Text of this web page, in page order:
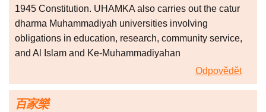
1945 Constitution. UHAMKA also carries out the catur
dharma Muhammadiyah universities involving
obligations in education, research, community service,
and Al Islam and Ke-Muhammadiyahan
Odpovědět
百家樂